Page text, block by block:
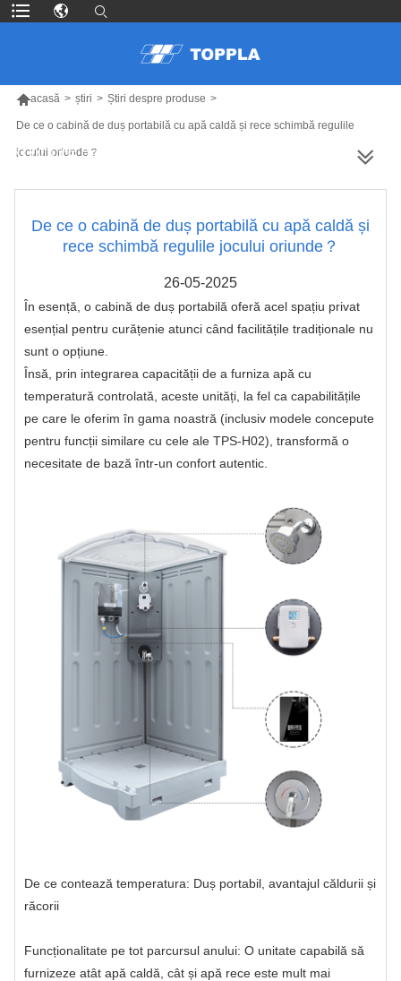
acasă > știri > Știri despre produse >
De ce o cabină de duș portabilă cu apă caldă și rece schimbă regulile
jocului oriunde？
MAI MULTE PRODUSE
De ce o cabină de duș portabilă cu apă caldă și
rece schimbă regulile jocului oriunde？
26-05-2025
În esență, o cabină de duș portabilă oferă acel spațiu privat
esențial pentru curățenie atunci când facilitățile tradiționale nu
sunt o opțiune.
Însă, prin integrarea capacității de a furniza apă cu
temperatură controlată, aceste unități, la fel ca capabilitățile
pe care le oferim în gama noastră (inclusiv modele concepute
pentru funcții similare cu cele ale TPS-H02), transformă o
necesitate de bază într-un confort autentic.
De ce contează temperatura: Duș portabil, avantajul căldurii și
răcorii
Funcționalitate pe tot parcursul anului: O unitate capabilă să
furnizeze atât apă caldă, cât și apă rece este mult mai